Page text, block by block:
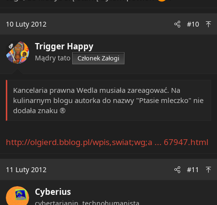
gospodarczy. Od czasu do czasu mieliśmy bańki, które
wprowadzeniu do życia Systemu Rezerwy Federalnej w
1913. A zresztą problemy tych baniek można by
otwarta).
10 Luty 2012 #10
OP Trigger Happy
Mądry tato Członek Załogi
Kancelaria prawna Wedla musiała zareagować. Na
kulinarnym blogu autorka do nazwy "Ptasie mleczko" nie
dodała znaku ®
http://olgierd.bblog.pl/wpis,swiat;wg;a ... 67947.html
11 Luty 2012 #11
Cyberius
cybertarianin, technohumanista